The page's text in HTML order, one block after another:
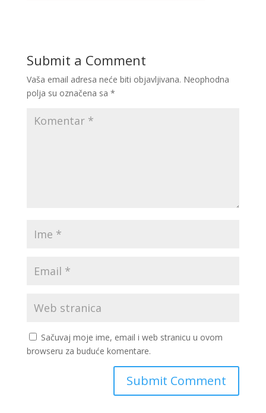
Submit a Comment
Vaša email adresa neće biti objavljivana. Neophodna
polja su označena sa *
Sačuvaj moje ime, email i web stranicu u ovom
browseru za buduće komentare.